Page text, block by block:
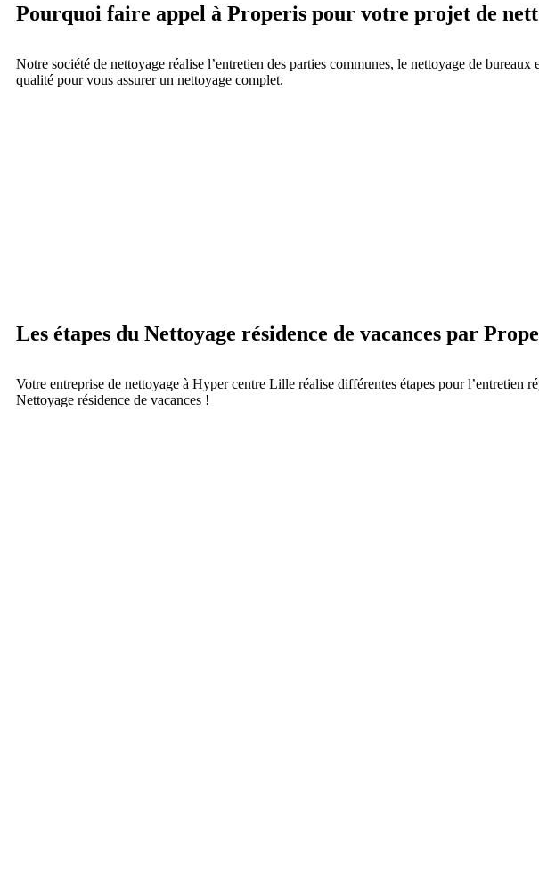
Pourquoi faire appel à Properis pour votre projet de
Notre société de nettoyage réalise l’entretien des parties communes, le nettoyage de
qualité pour vous assurer un nettoyage complet.
Les étapes du Nettoyage résidence de vacances par
Votre entreprise de nettoyage à Hyper centre Lille réalise différentes étapes pour l’entretien
Nettoyage résidence de vacances !